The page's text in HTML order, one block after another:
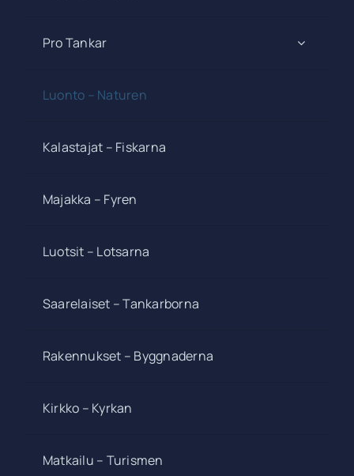
Pro Tankar
Luonto – Naturen
Kalastajat – Fiskarna
Majakka – Fyren
Luotsit – Lotsarna
Saarelaiset – Tankarborna
Rakennukset – Byggnaderna
Kirkko – Kyrkan
Matkailu – Turismen